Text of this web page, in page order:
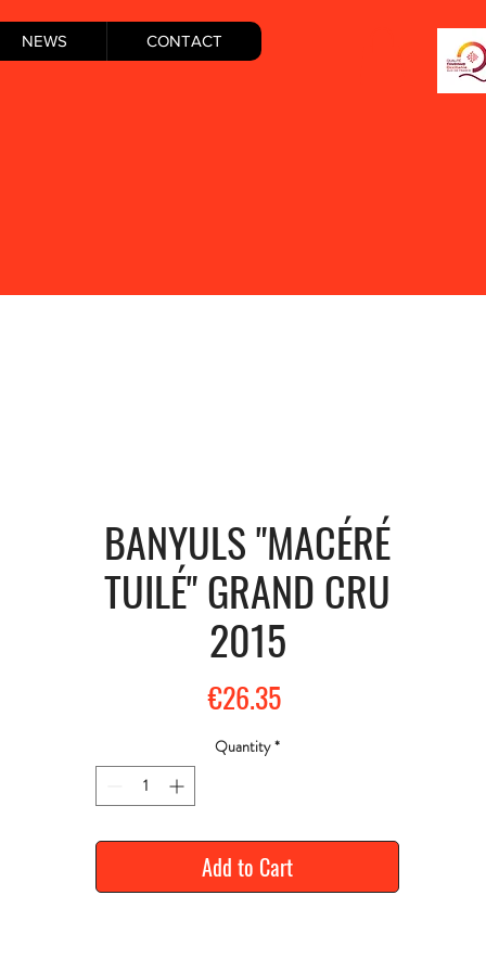
NEWS CONTACT
BANYULS "MACÉRÉ
TUILÉ" GRAND CRU
2015
€26.35Price
Quantity *
Add to Cart